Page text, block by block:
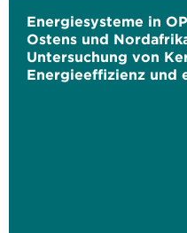
Energiesysteme in
Ostens und
Untersuchung von
Energieeffizienz und